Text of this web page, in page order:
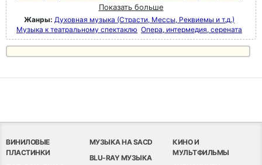
Показать больше
Жанры: Духовная музыка (Страсти, Мессы, Реквиемы и т.д.)
Музыка к театральному спектаклю Опера, интермедия, серената
ВИНИЛОВЫЕ
ПЛАСТИНКИ
МУЗЫКА НА SACD
BLU-RAY МУЗЫКА
КИНО И
МУЛЬТФИЛЬМЫ